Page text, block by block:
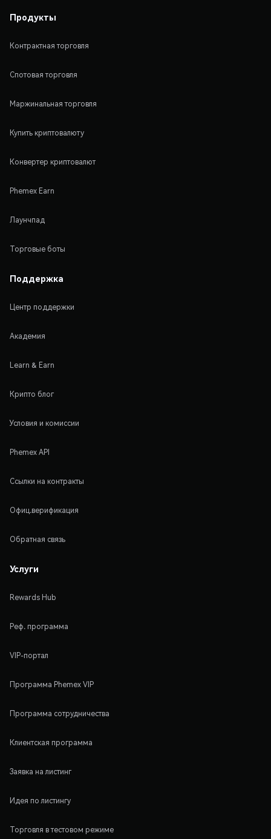
Продукты
Контрактная торговля
Спотовая торговля
Маржинальная торговля
Купить криптовалюту
Конвертер криптовалют
Phemex Earn
Лаунчпад
Торговые боты
Поддержка
Центр поддержки
Академия
Learn & Earn
Крипто блог
Условия и комиссии
Phemex API
Ссылки на контракты
Офиц.верификация
Обратная связь
Услуги
Rewards Hub
Реф. программа
VIP-портал
Программа Phemex VIP
Программа сотрудничества
Клиентская программа
Заявка на листинг
Идея по листингу
Торговля в тестовом режиме